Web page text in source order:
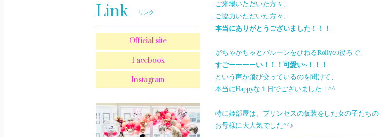
ご来場いただいた方々、
ご協力いただいた方々、
本当にありがとうございました！！！
がちゃがちゃとバルーンをひねるRollyの後ろで、
すごーーーーい！！！可愛い~！！！
という声が飛び交っているのを聞けて、
本当にHappyな１日でございました！^^
特に姫部屋は、プリンセスの仮装をした女の子たちの
お母様に大人気でした^^♪
Link リンク
Official site
Facebook
Instagram